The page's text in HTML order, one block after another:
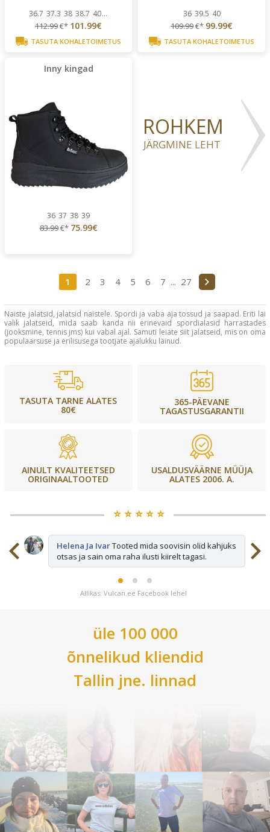
36.7 37.3 38 38.7 40...
112.99€* 101.99€
TASUTA KOHALETOIMETUS
36 39.5 40
109.99€* 99.99€
TASUTA KOHALETOIMETUS
Inny kingad
36 37 38 39
83.99€* 75.99€
ROHKEM
JÄRGMINE LEHT
1 2 3 4 5 6 7 ... 27
Naiste jalatsid, jalatsid naistele. Spordi ja vaba aja tossud ja saapad. Eriti lai
valik jalatseid, mida saab kanda nii erinevaid spordialasid harrastades
(jooksmine, tennis jms) kui vabal ajal. Samuti leiate siit jalatseid, mis on oma
populaarsuse ja erilisusega tootjate ajalukku läinud.
TASUTA TARNE ALATES
80€
365-PÄEVANE
TAGASTUSGARANTII
AINULT KVALITEETSED
ORIGINAALTOOTED
USALDUSVÄÄRNE MÜÜJA
ALATES 2006. A.
⭐️ ⭐️ ⭐️ ⭐️ ⭐️
Helena Ja IvarTooted mida soovisin olid kahjuks
otsas ja sain oma raha ilusti kiirelt tagasi.
Allikas: Vulcan.ee Facebook lehel
üle 100 000
õnnelikud kliendid
Tallin jne. linnad